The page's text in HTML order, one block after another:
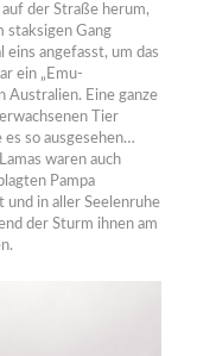
der Straße herum,
staksigen Gang
eins angefasst, um das
ein „Emu-
Australien. Eine ganze
Tier
so ausgesehen…
waren auch
Pampa
und in aller Seelenruhe
der Sturm ihnen am